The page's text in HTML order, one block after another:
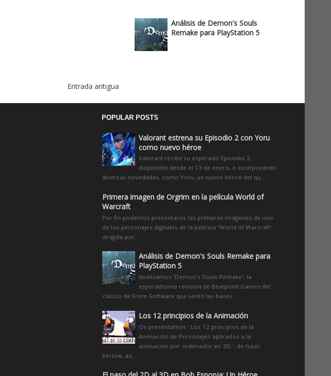
Entrada antigua
Análisis de Demon's Souls
Remake para PlayStation 5
POPULAR POSTS
Valorant estrena su Episodio 2 con Yoru
como nuevo héroe
Valorant recibe su esperado Episodio 2,
disponible desde el 13 de enero, e incorporando
diversas novedades, como Yoru, un nuevo héroe del qu...
Primera imagen de Orgrim en la película World of
Warcraft
Por fin podemos presentaros las primeras imágenes de uno
de los personajes digitales de la película 'World of Warcraft'
dirigida por...
Análisis de Demon's Souls Remake para
PlayStation 5
Analizamos 'Demon's Souls Remake', la
esperadísima revisión de Bluepoint Games del
clásico de From Software que sentó las bases...
Los 12 principios de la Animación
Os presentamos ' Los 12 principios de la
Animación de Personajes aplicados a la
animación por ordenador en 3D ', de Isaac
Kerlow, au...